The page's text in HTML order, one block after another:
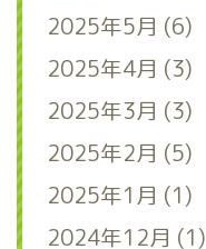
2025年5月 (6)
2025年4月 (3)
2025年3月 (3)
2025年2月 (5)
2025年1月 (1)
2024年12月 (1)